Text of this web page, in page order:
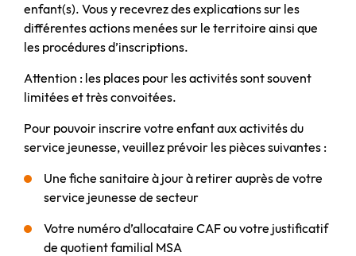
enfant(s). Vous y recevrez des explications sur les
différentes actions menées sur le territoire ainsi que
les procédures d’inscriptions.
Attention : les places pour les activités sont souvent
limitées et très convoitées.
Pour pouvoir inscrire votre enfant aux activités du
service jeunesse, veuillez prévoir les pièces suivantes :
Une fiche sanitaire à jour à retirer auprès de votre
service jeunesse de secteur
Votre numéro d’allocataire CAF ou votre justificatif
de quotient familial MSA